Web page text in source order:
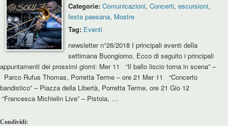
Categorie: Comunicazioni, Concerti, escursioni,
festa paesana, Mostre
Tag: Eventi
newsletter n°26/2018 I principali eventi della
settimana Buongiorno. Ecco di seguito i principali
appuntamenti dei prossimi giorni: Mer 11 “Il ballo liscio torna in scena” –
Parco Rufus Thomas, Porretta Terme – ore 21 Mer 11 “Concerto
bandistico” – Piazza della Libertà, Porretta Terme, ore 21 Gio 12
“Francesca Michielin Live” – Pistoia, …
Condividi: